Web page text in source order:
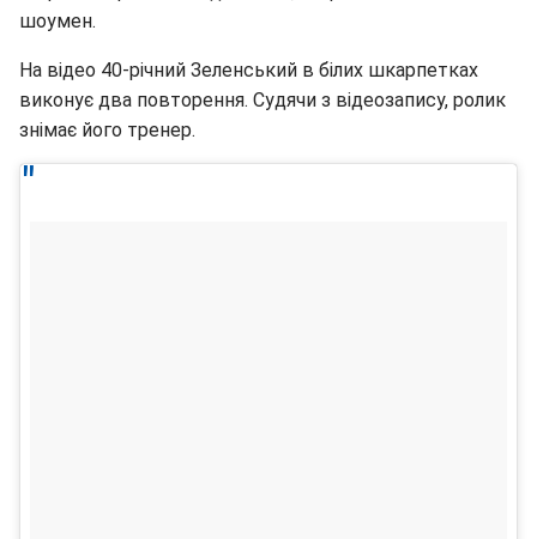
шоумен.
На відео 40-річний Зеленський в білих шкарпетках
виконує два повторення. Судячи з відеозапису, ролик
знімає його тренер.